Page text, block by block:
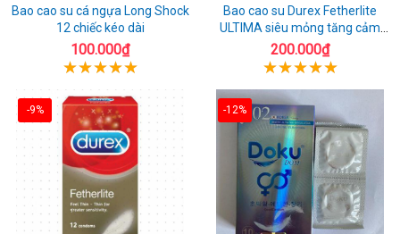
Bao cao su cá ngựa Long Shock
12 chiếc kéo dài
100.000₫
Bao cao su Durex Fetherlite
ULTIMA siêu mỏng tăng cảm
giác
200.000₫
-9% -12%